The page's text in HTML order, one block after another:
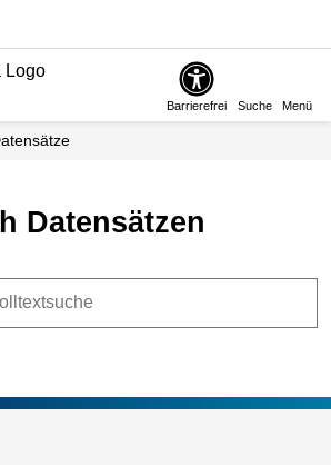
Barrierefrei Suche Menü
Datensätzen